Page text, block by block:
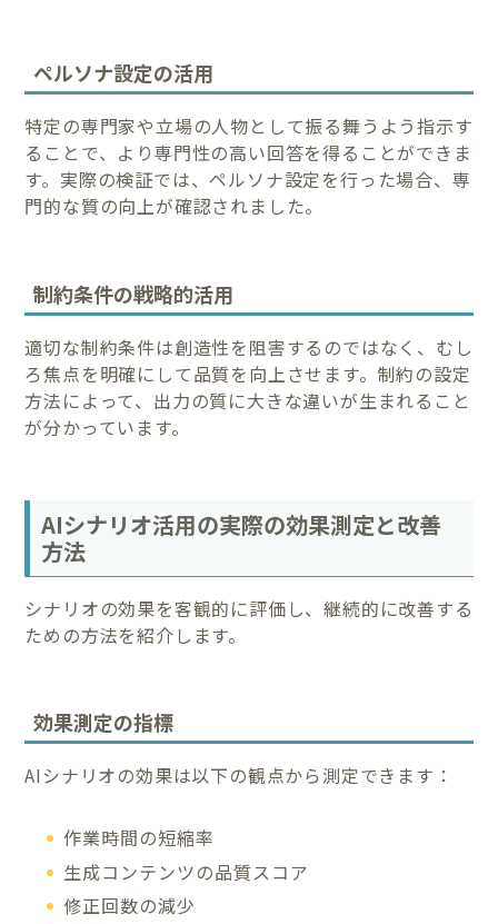
ペルソナ設定の活用
特定の専門家や立場の人物として振る舞うよう指示す
ることで、より専門性の高い回答を得ることができま
す。実際の検証では、ペルソナ設定を行った場合、専
門的な質の向上が確認されました。
制約条件の戦略的活用
適切な制約条件は創造性を阻害するのではなく、むし
ろ焦点を明確にして品質を向上させます。制約の設定
方法によって、出力の質に大きな違いが生まれること
が分かっています。
AIシナリオ活用の実際の効果測定と改善
方法
シナリオの効果を客観的に評価し、継続的に改善する
ための方法を紹介します。
効果測定の指標
AIシナリオの効果は以下の観点から測定できます：
作業時間の短縮率
生成コンテンツの品質スコア
修正回数の減少